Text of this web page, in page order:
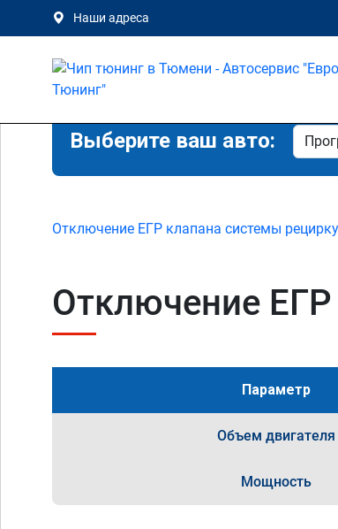
Наши адреса
Выберите ваш авто:
Отключение ЕГР клапана системы
Отключение
Параметр
Объем двигателя
Мощность